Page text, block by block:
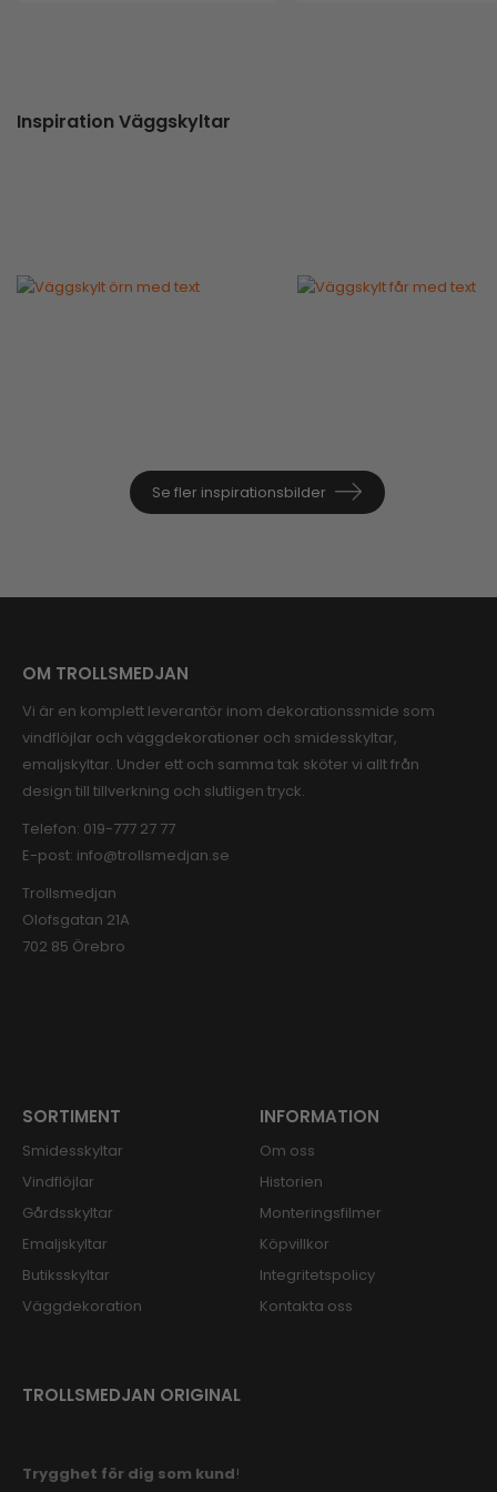
Inspiration Väggskyltar
Se fler inspirationsbilder
OM TROLLSMEDJAN
Vi är en komplett leverantör inom dekorationssmide som
vindflöjlar och väggdekorationer och smidesskyltar,
emaljskyltar. Under ett och samma tak sköter vi allt från
design till tillverkning och slutligen tryck.
Telefon: 019-777 27 77
E-post: info@trollsmedjan.se
Trollsmedjan
Olofsgatan 21A
702 85 Örebro
SORTIMENT
Smidesskyltar
Vindflöjlar
Gårdsskyltar
Emaljskyltar
Butiksskyltar
Väggdekoration
INFORMATION
Om oss
Historien
Monteringsfilmer
Köpvillkor
Integritetspolicy
Kontakta oss
TROLLSMEDJAN ORIGINAL
Trygghet för dig som kund!